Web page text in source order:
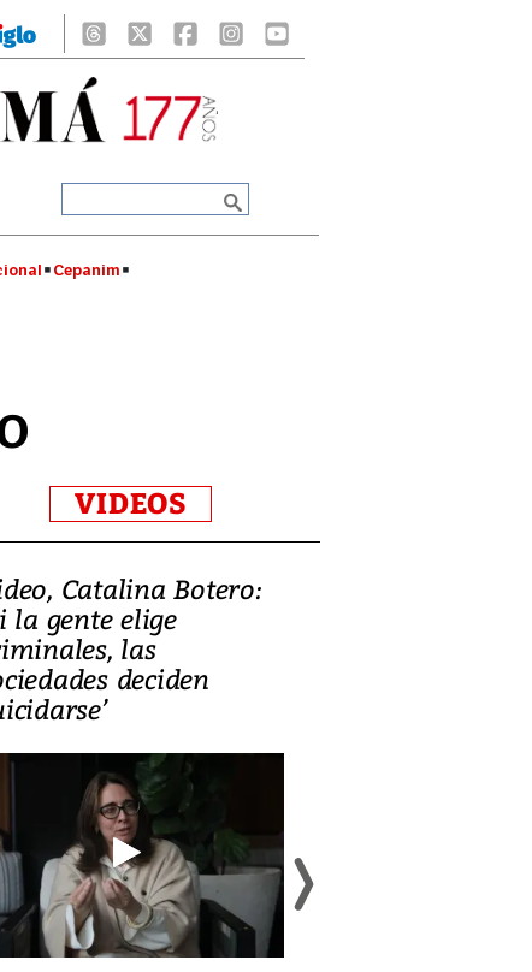
Cepanim
VIDEOS
Catalina Botero:
la gente elige
las
deciden